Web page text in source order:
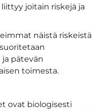
joitain riskejä ja
näistä riskeistä
pätevän
toimesta.
ovat biologisesti